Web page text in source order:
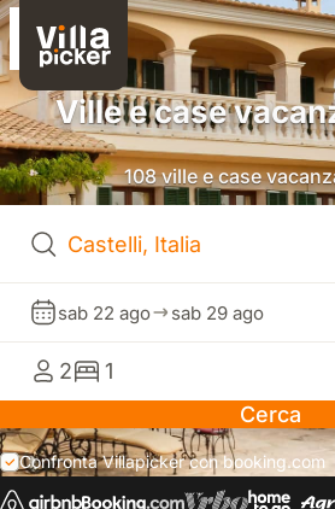
Ville e case
108 ville e case
sab 22 ago sab 29 ago
2
1
Cerca
Confronta Villapicker con booking.com